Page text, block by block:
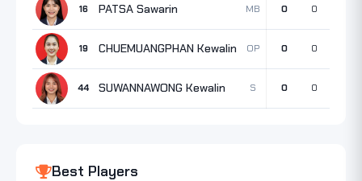
16 PATSA Sawarin MB 0 0
19 CHUEMUANGPHAN Kewalin OP 0 0
44 SUWANNAWONG Kewalin S 0 0
Best Players